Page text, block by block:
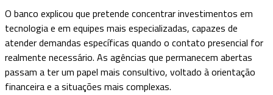
O banco explicou que pretende concentrar investimentos em
tecnologia e em equipes mais especializadas, capazes de
atender demandas específicas quando o contato presencial for
realmente necessário. As agências que permanecem abertas
passam a ter um papel mais consultivo, voltado à orientação
financeira e a situações mais complexas.